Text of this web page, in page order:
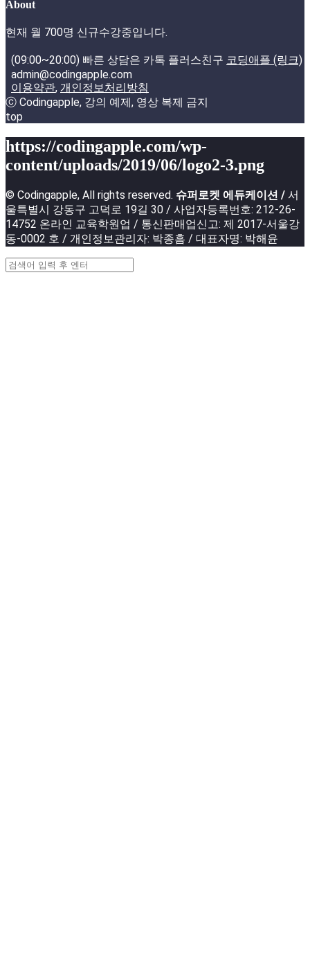
About
현재 월 700명 신규수강중입니다.
(09:00~20:00) 빠른 상담은 카톡 플러스친구 코딩애플 (링크)
admin@codingapple.com
이용약관, 개인정보처리방침
ⓒ Codingapple, 강의 예제, 영상 복제 금지
top
https://codingapple.com/wp-
content/uploads/2019/06/logo2-3.png
© Codingapple, All rights reserved. 슈퍼로켓 에듀케이션 / 서
울특별시 강동구 고덕로 19길 30 / 사업자등록번호: 212-26-
14752 온라인 교육학원업 / 통신판매업신고: 제 2017-서울강
동-0002 호 / 개인정보관리자: 박종흠 / 대표자명: 박해윤